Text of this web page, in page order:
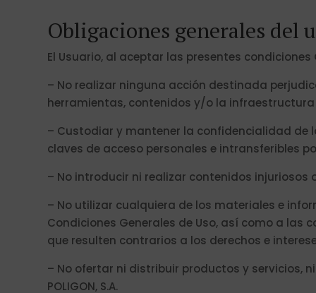
Obligaciones generales del
El Usuario, al aceptar las presentes
– No realizar ninguna acción destinada
herramientas, contenidos y/o la
– Custodiar y mantener la confidencialidad de
claves de acceso personales e intransferibles
– No introducir ni realizar contenidos injuriosos
– No utilizar cualquiera de los materiales e
Condiciones Generales de Uso, así como a
que resulten contrarios a los derechos e
– No ofertar ni distribuir productos y servicios,
POLIGON, S.A.